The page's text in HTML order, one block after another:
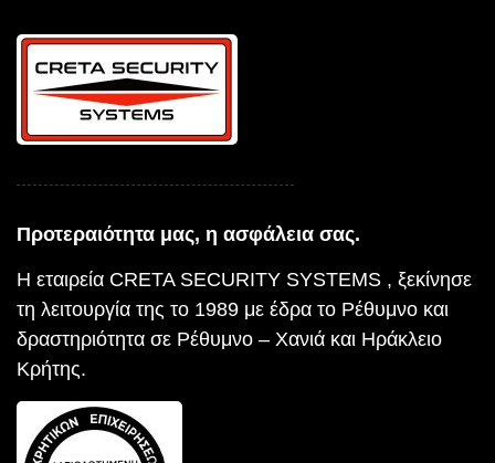
Προτεραιότητα μας, η ασφάλεια σας.
Η εταιρεία CRETA SECURITY SYSTEMS , ξεκίνησε
τη λειτουργία της το 1989 με έδρα το Ρέθυμνο και
δραστηριότητα σε Ρέθυμνο – Χανιά και Ηράκλειο
Κρήτης.